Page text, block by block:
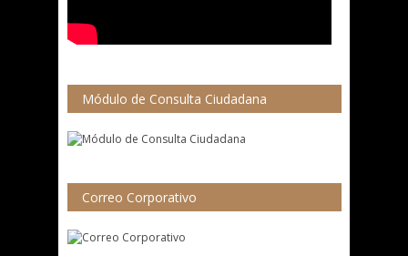
Módulo de Consulta Ciudadana
Correo Corporativo